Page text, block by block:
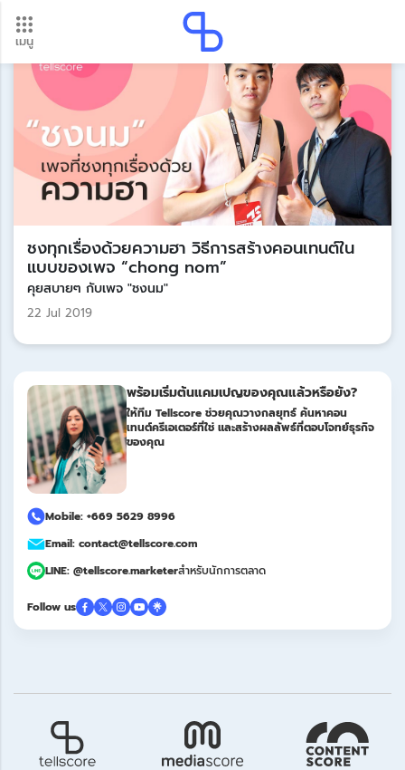
เมนู
อัปเดตใหม่ ต้องดู! รอบโอนเงินปี 2569 เช็กวันเงินเข้าได้ที่นี่
Update
ชงทุกเรื่องด้วยความฮา วิธีการสร้างคอนเทนต์ใน
แบบของเพจ “chong nom”
คุยสบายๆ กับเพจ "ชงนม"
22 Jul 2019
พร้อมเริ่มต้นแคมเปญของคุณแล้วหรือยัง?
ให้ทีม Tellscore ช่วยคุณวางกลยุทธ์ ค้นหาคอน
เทนต์ครีเอเตอร์ที่ใช่ และสร้างผลลัพธ์ที่ตอบโจทย์ธุรกิจ
ของคุณ
Mobile: +669 5629 8996
Email: contact@tellscore.com
LINE: @tellscore.marketerสำหรับนักการตลาด
Follow us